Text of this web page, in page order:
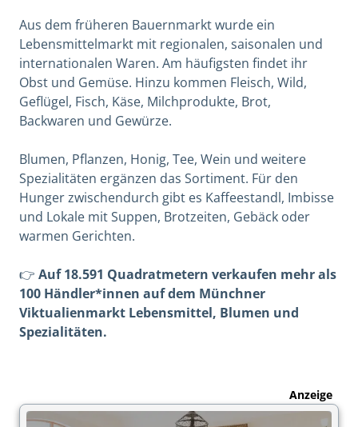
Aus dem früheren Bauernmarkt wurde ein
Lebensmittelmarkt mit regionalen, saisonalen und
internationalen Waren. Am häufigsten findet ihr
Obst und Gemüse. Hinzu kommen Fleisch, Wild,
Geflügel, Fisch, Käse, Milchprodukte, Brot,
Backwaren und Gewürze.
Blumen, Pflanzen, Honig, Tee, Wein und weitere
Spezialitäten ergänzen das Sortiment. Für den
Hunger zwischendurch gibt es Kaffeestandl, Imbisse
und Lokale mit Suppen, Brotzeiten, Gebäck oder
warmen Gerichten.
👉 Auf 18.591 Quadratmetern verkaufen mehr als
100 Händler*innen auf dem Münchner
Viktualienmarkt Lebensmittel, Blumen und
Spezialitäten.
Anzeige